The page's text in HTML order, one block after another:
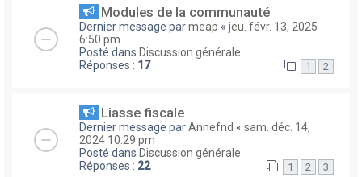
Modules de la communauté
Dernier message parmeap « jeu. févr. 13, 2025
6:50 pm
Posté dans Discussion générale
Réponses : 17 1 2
Liasse fiscale
Dernier message parAnnefnd « sam. déc. 14,
2024 10:29 pm
Posté dans Discussion générale
Réponses : 22 1 2 3